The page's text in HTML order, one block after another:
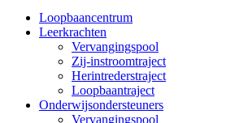
Loopbaancentrum
Leerkrachten
Vervangingspool
Zij-instroomtraject
Herintrederstraject
Loopbaantraject
Onderwijsondersteuners
Vervangingspool